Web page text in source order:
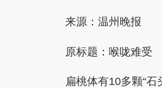
来源：温州晚报
原标题：喉咙难受
扁桃体有10多颗“石